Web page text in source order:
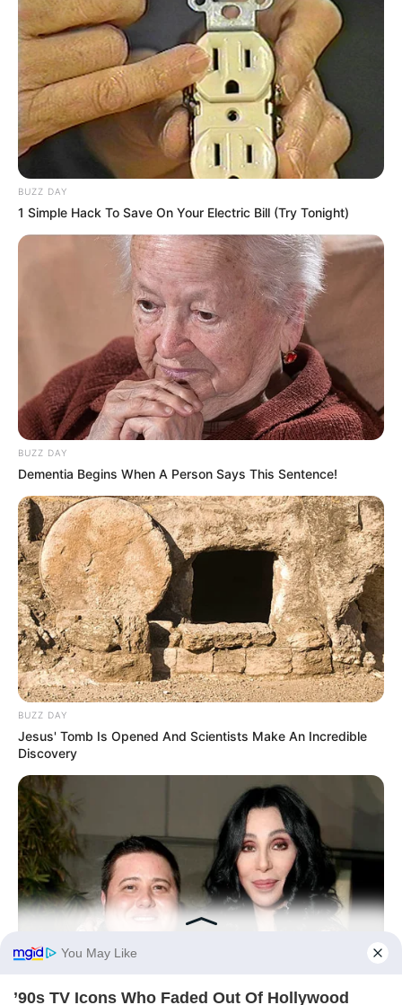
BUZZ DAY
1 Simple Hack To Save On Your Electric Bill (Try Tonight)
BUZZ DAY
Dementia Begins When A Person Says This Sentence!
BUZZ DAY
Jesus' Tomb Is Opened And Scientists Make An Incredible
Discovery
BUZZ DAY